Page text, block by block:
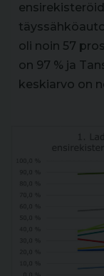
oli noin 57
on 97 % ja
keskiarvo on